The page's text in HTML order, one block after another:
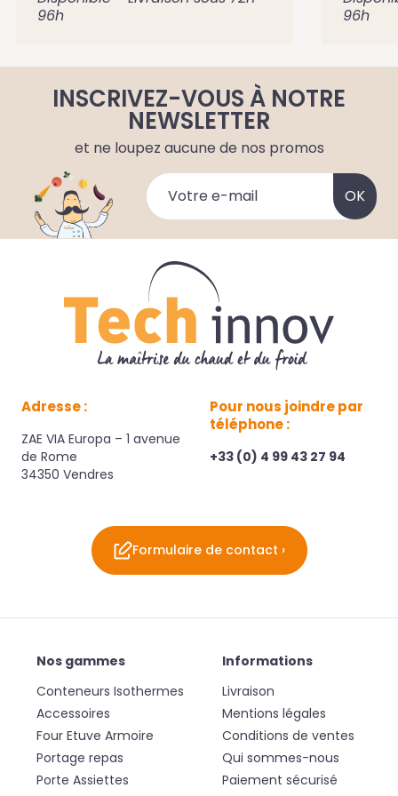
96h
96h
INSCRIVEZ-VOUS À NOTRE
NEWSLETTER
et ne loupez aucune de nos promos
Adresse :
ZAE VIA Europa – 1 avenue
de Rome
34350 Vendres
Pour nous joindre par
téléphone :
+33 (0) 4 99 43 27 94
Formulaire de contact ›
Nos gammes
Conteneurs Isothermes
Accessoires
Four Etuve Armoire
Portage repas
Porte Assiettes
Informations
Livraison
Mentions légales
Conditions de ventes
Qui sommes-nous
Paiement sécurisé